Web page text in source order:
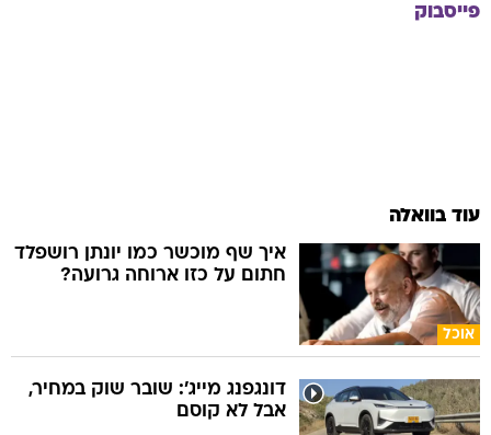
פייסבוק
עוד בוואלה
אוכל
איך שף מוכשר כמו יונתן רושפלד
חתום על כזו ארוחה גרועה?
דונגפנג מייג': שובר שוק במחיר,
אבל לא קוסם